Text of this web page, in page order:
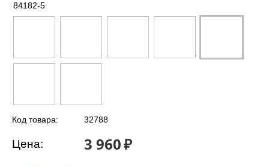
84182-5
Код товара: 32788
Цена: 3 960₽